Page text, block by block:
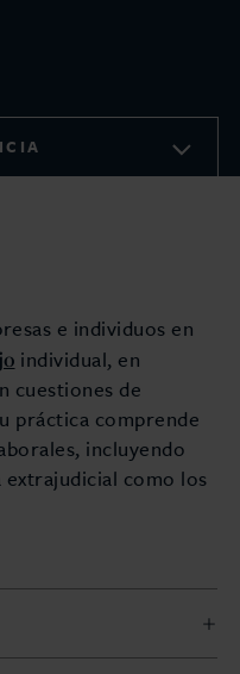
e individuos en
individual, en
cuestiones de
práctica comprende
incluyendo
como los